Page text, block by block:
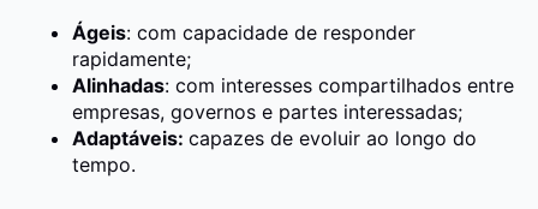
Ágeis: com capacidade de responder
rapidamente;
Alinhadas: com interesses compartilhados entre
empresas, governos e partes interessadas;
Adaptáveis: capazes de evoluir ao longo do
tempo.